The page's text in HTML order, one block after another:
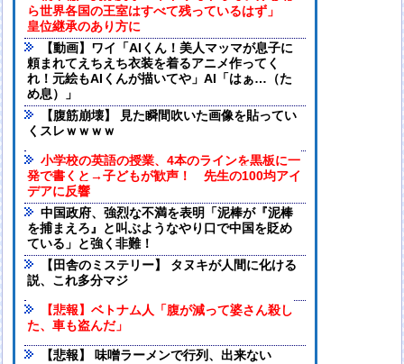
ら世界各国の王室はすべて残っているはず」
皇位継承のあり方に
【動画】ワイ「AIくん！美人マッマが息子に
頼まれてえちえち衣装を着るアニメ作ってく
れ！元絵もAIくんが描いてや」AI「はぁ…（た
め息）」
【腹筋崩壊】 見た瞬間吹いた画像を貼ってい
くスレｗｗｗｗ
小学校の英語の授業、4本のラインを黒板に一
発で書くと→子どもが歓声！ 先生の100均アイ
デアに反響
中国政府、強烈な不満を表明「泥棒が『泥棒
を捕まえろ』と叫ぶようなやり口で中国を貶め
ている」と強く非難！
【田舎のミステリー】 タヌキが人間に化ける
説、これ多分マジ
【悲報】ベトナム人「腹が減って婆さん殺し
た、車も盗んだ」
【悲報】 味噌ラーメンで行列、出来ない